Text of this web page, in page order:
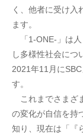
く、他者に受け入
ます。
「1-ONE-」は人
し多様性社会につ
2021年11月に
す。
これまでさまざ
の変化が自信を持
知り、現在は「『